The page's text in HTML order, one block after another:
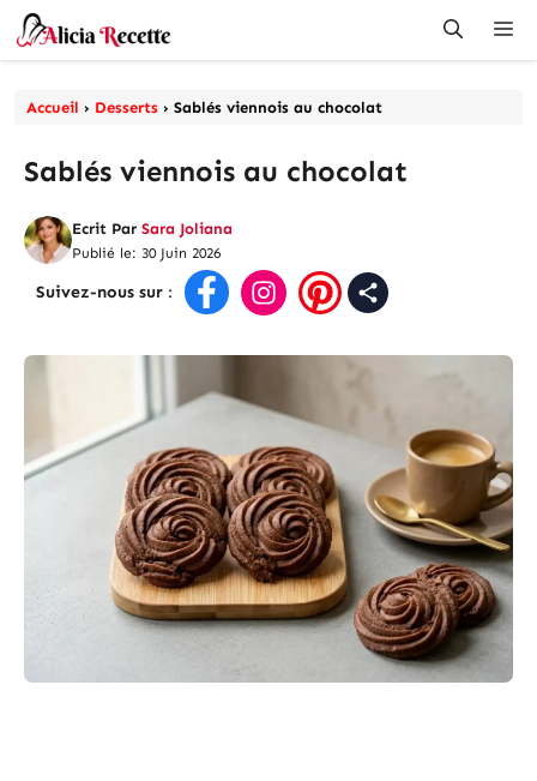
Aller
au
Accueil › Desserts › Sablés viennois au chocolat
Sablés viennois au chocolat
Ecrit Par Sara Joliana
Publié le: 30 Juin 2026
Suivez-nous sur :